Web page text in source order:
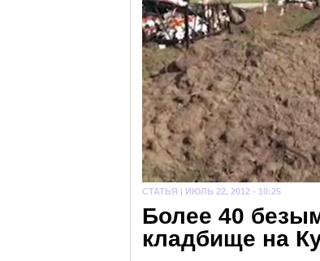
СТАТЬЯ | ИЮЛЬ 22, 2012 - 10:25
Более 40
кладбище на